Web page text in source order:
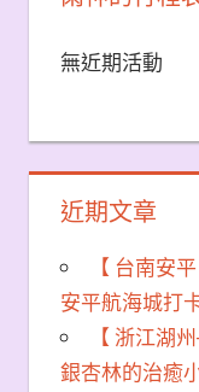
無近期活動
近期文章
【 台南安
安平航海城打
【 浙江湖
銀杏林的治癒